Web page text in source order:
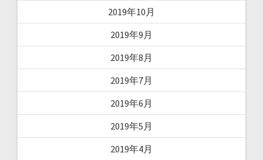
2019年10月
2019年9月
2019年8月
2019年7月
2019年6月
2019年5月
2019年4月